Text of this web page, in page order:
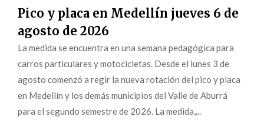
Pico y placa en Medellín jueves 6 de
agosto de 2026
La medida se encuentra en una semana pedagógica para
carros particulares y motocicletas. Desde el lunes 3 de
agosto comenzó a regir la nueva rotación del pico y placa
en Medellín y los demás municipios del Valle de Aburrá
para el segundo semestre de 2026. La medida,...